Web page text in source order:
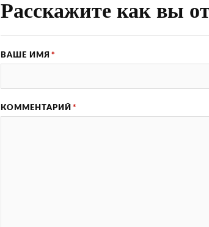
Расскажите как вы
ВАШЕ ИМЯ *
КОММЕНТАРИЙ *